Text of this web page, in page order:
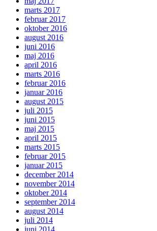
marts 2017
februar 2017
oktober 2016
august 2016
juni 2016
maj 2016
april 2016
marts 2016
februar 2016
januar 2016
august 2015
juli 2015
juni 2015
maj 2015
april 2015
marts 2015
februar 2015
januar 2015
december 2014
november 2014
oktober 2014
september 2014
august 2014
juli 2014